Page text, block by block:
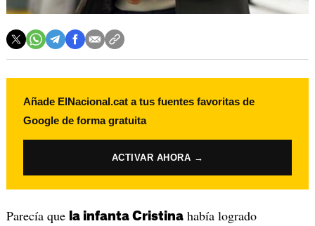
Añade ElNacional.cat a tus fuentes favoritas de
Google de forma gratuita
ACTIVAR AHORA →
Parecía que la infanta Cristinahabía logrado